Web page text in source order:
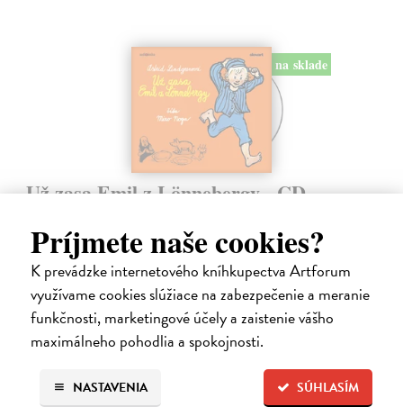
Príjmete naše cookies?
K prevádzke internetového kníhkupectva Artforum
využívame cookies slúžiace na zabezpečenie a meranie
funkčnosti, marketingové účely a zaistenie vášho
maximálneho pohodlia a spokojnosti.
SÚHLASÍM
NASTAVENIA
na sklade
Už zasa Emil z Lönnebergy - CD
Lindgrenová Astrid| Audiokniha na CD
Ďalšie pokračovanie príbehov o malom šibalovi Emilovi, ktorého
huncútstva dobre poznali aj všetci Lönneberčania. Ale čo sa stalo, keď
Emil vylial ockovi na hlavu zabíjačkovú kašu, keď zlú správkyňu
chudobinca…
Na sklade
11,95 € ?